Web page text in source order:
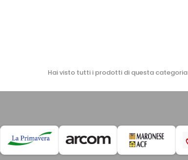
Hai visto tutti i prodotti di questa categoria